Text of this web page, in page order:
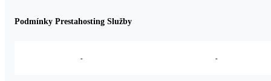
Podmínky Prestahosting Služby
- -